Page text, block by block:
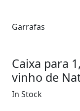
Garrafas
Caixa para
vinho de
In Stock